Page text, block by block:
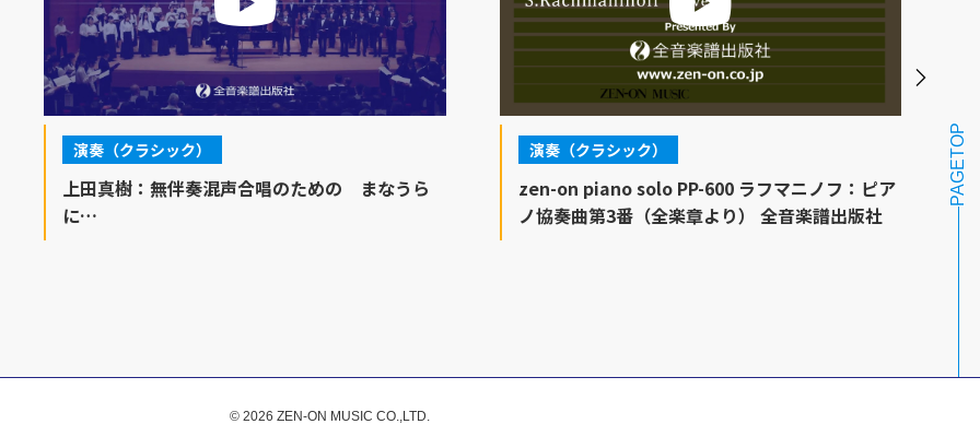
演奏（クラシック）
上田真樹：無伴奏混声合唱のための まなうら
に…
演奏（クラシック）
zen-on piano solo PP-600 ラフマニノフ：ピア
ノ協奏曲第3番（全楽章より） 全音楽譜出版社
PAGETOP
© 2026 ZEN-ON MUSIC CO.,LTD.